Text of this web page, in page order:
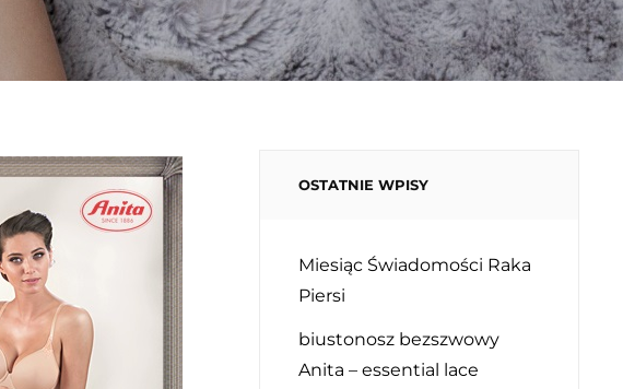
OSTATNIE WPISY
Miesiąc Świadomości Raka
Piersi
biustonosz bezszwowy
Anita – essential lace